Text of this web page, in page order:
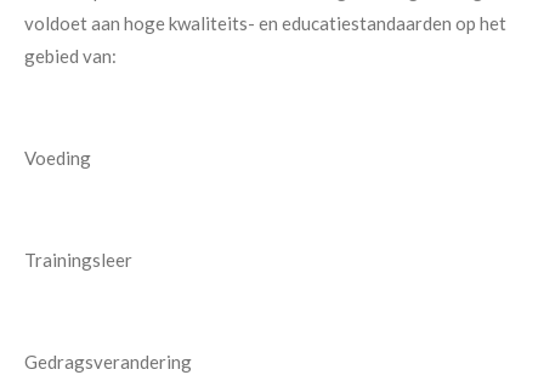
voldoet aan hoge kwaliteits- en educatiestandaarden op het
gebied van:
Voeding
Trainingsleer
Gedragsverandering